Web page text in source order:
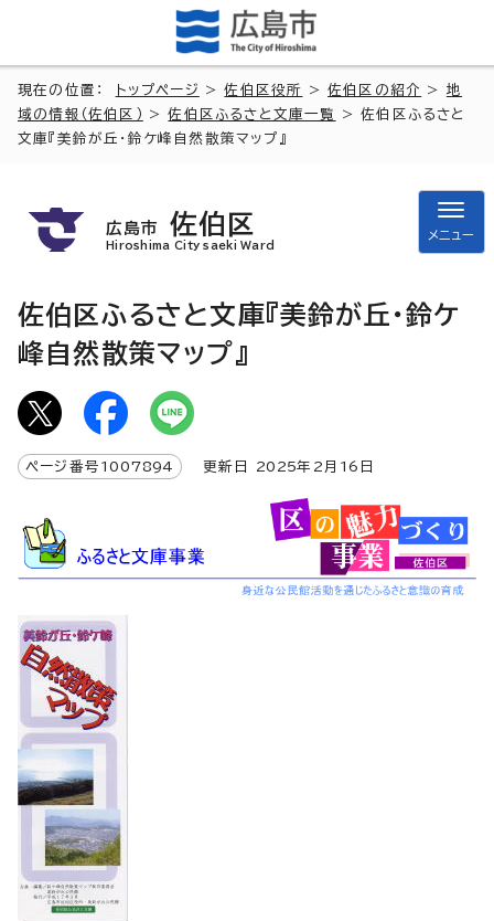
現在の位置： トップページ >佐伯区役所 >佐伯区の紹介 > 地
域の情報（佐伯区）
>佐伯区ふるさと文庫一覧
> 佐伯区ふるさと
文庫『美鈴が丘・鈴ケ峰自然散策マップ』
広島市 佐伯区
Hiroshima City saeki Ward
メニュー
佐伯区ふるさと文庫『美鈴が丘・鈴ケ
峰自然散策マップ』
ページ番号 1007894 更新日 2025年2月 16 日